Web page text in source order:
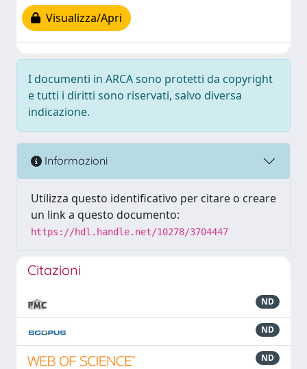
Visualizza/Apri
I documenti in ARCA sono protetti da copyright
e tutti i diritti sono riservati, salvo diversa
indicazione.
Informazioni
Utilizza questo identificativo per citare o creare
un link a questo documento:
https://hdl.handle.net/10278/3704447
Citazioni
ND
ND
ND